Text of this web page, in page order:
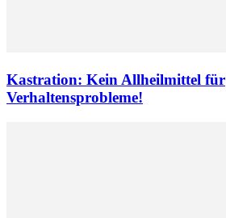
Kastration: Kein Allheilmittel für
Verhaltensprobleme!